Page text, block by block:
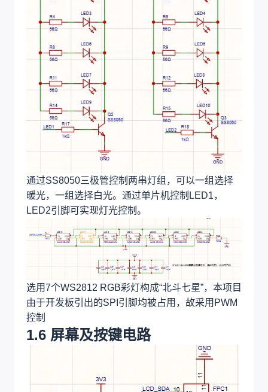
通过SS8050三极管控制两串灯组，可以一组选择
暖光，一组选择白光。通过单片机控制LED1，
LED2引脚可实现灯光控制。
选用7个WS2812 RGB彩灯构成“北斗七星”，本项目
由于开发板引出的SPI引脚均被占用，故采用PWM
控制
1.6 屏幕及按键电路